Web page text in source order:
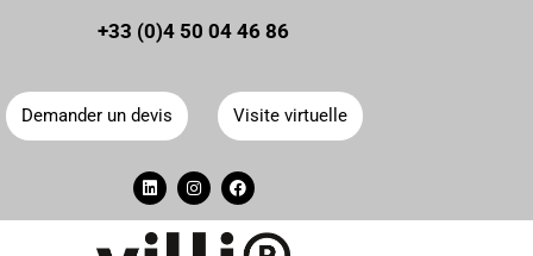
Panneau de gestion des cookies
+33 (0)4 50 04 46 86
Demander un devis Visite virtuelle